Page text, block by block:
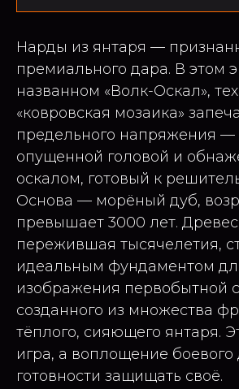
Нарды из янтаря —
премиального дара. В этом
названном «Волк-Оскал»,
«ковровская мозаика»
предельного напряжения —
опущенной головой и
оскалом, готовый к
Основа — морёный дуб,
превышает 3000 лет.
пережившая тысячелетия,
идеальным фундаментом
изображения первобытной
созданного из множества
тёплого, сияющего янтаря.
игра, а воплощение боевого
готовности защищать своё.